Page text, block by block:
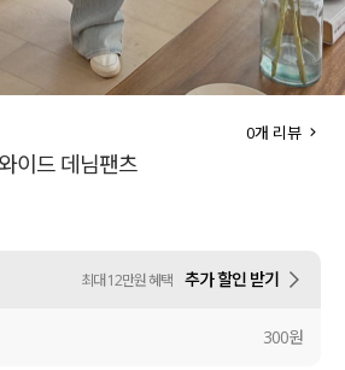
팬츠
스커트
언더웨어
이드 데님팬츠
0개 리뷰
최대 12만원 혜택 추가 할인 받기
300원